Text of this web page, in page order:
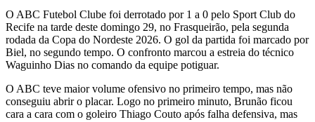
O ABC Futebol Clube foi derrotado por 1 a 0 pelo Sport Club do
Recife na tarde deste domingo 29, no Frasqueirão, pela segunda
rodada da Copa do Nordeste 2026. O gol da partida foi marcado por
Biel, no segundo tempo. O confronto marcou a estreia do técnico
Waguinho Dias no comando da equipe potiguar.
O ABC teve maior volume ofensivo no primeiro tempo, mas não
conseguiu abrir o placar. Logo no primeiro minuto, Brunão ficou
cara a cara com o goleiro Thiago Couto após falha defensiva, mas